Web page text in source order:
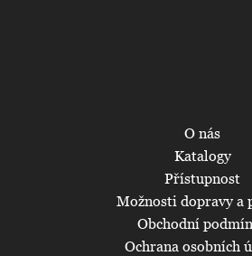
O nás
Katalogy
Přístupnost
Možnosti dopravy a
Obchodní
Ochrana osobních